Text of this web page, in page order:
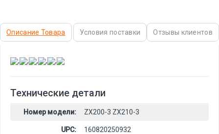
Описание Товара Условия поставки Отзывы клиентов
, , , , ,
Технические детали
Номер модели: ZX200-3 ZX210-3
UPC: 160820250932